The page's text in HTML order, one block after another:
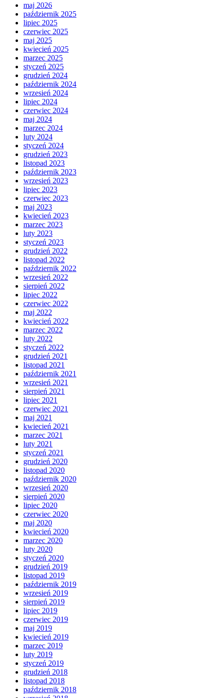
maj 2026
październik 2025
lipiec 2025
czerwiec 2025
maj 2025
kwiecień 2025
marzec 2025
styczeń 2025
grudzień 2024
październik 2024
wrzesień 2024
lipiec 2024
czerwiec 2024
maj 2024
marzec 2024
luty 2024
styczeń 2024
grudzień 2023
listopad 2023
październik 2023
wrzesień 2023
lipiec 2023
czerwiec 2023
maj 2023
kwiecień 2023
marzec 2023
luty 2023
styczeń 2023
grudzień 2022
listopad 2022
październik 2022
wrzesień 2022
sierpień 2022
lipiec 2022
czerwiec 2022
maj 2022
kwiecień 2022
marzec 2022
luty 2022
styczeń 2022
grudzień 2021
listopad 2021
październik 2021
wrzesień 2021
sierpień 2021
lipiec 2021
czerwiec 2021
maj 2021
kwiecień 2021
marzec 2021
luty 2021
styczeń 2021
grudzień 2020
listopad 2020
październik 2020
wrzesień 2020
sierpień 2020
lipiec 2020
czerwiec 2020
maj 2020
kwiecień 2020
marzec 2020
luty 2020
styczeń 2020
grudzień 2019
listopad 2019
październik 2019
wrzesień 2019
sierpień 2019
lipiec 2019
czerwiec 2019
maj 2019
kwiecień 2019
marzec 2019
luty 2019
styczeń 2019
grudzień 2018
listopad 2018
październik 2018